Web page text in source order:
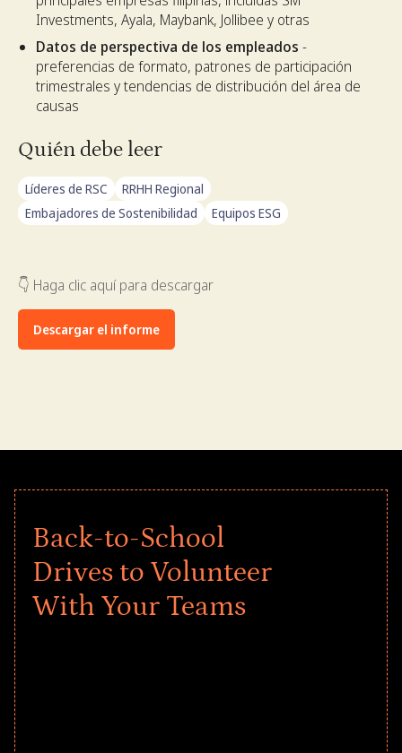
Investments, Ayala, Maybank, Jollibee y otras
Datos de perspectiva de los empleados -
preferencias de formato, patrones de participación
trimestrales y tendencias de distribución del área de
causas
Quién debe leer
Líderes de RSC
RRHH Regional
Embajadores de Sostenibilidad
Equipos ESG
👇 Haga clic aquí para descargar
Descargar el informe
Back-to-School
Drives to Volunteer
With Your Teams